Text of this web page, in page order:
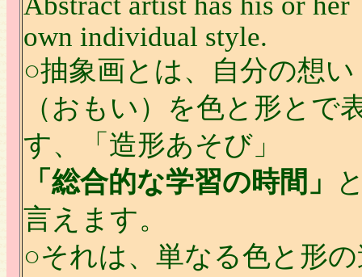
own individual style.
○抽象画とは、自分の想い
（おもい）を色と形とで
す、「造形あそび」
「総合的な学習の時間」
言えます。
○それは、単なる色と形